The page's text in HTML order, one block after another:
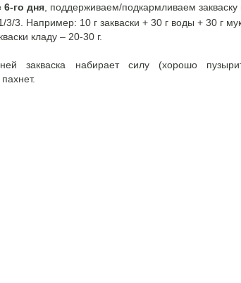
6-го дня, поддерживаем/подкармливаем закваску
3/3. Например: 10 г закваски + 30 г воды + 30 г
кладу – 20-30 г.
закваска набирает силу (хорошо